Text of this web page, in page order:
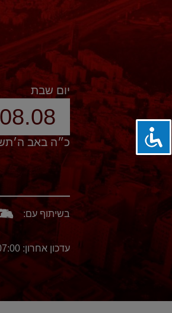
יום שבת
08.08
כ״ה באב
בשיתוף עם:
עדכון אחרון: 07:00